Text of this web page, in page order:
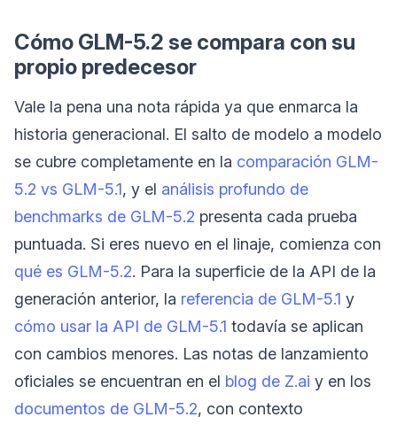
Cómo GLM-5.2 se compara con su
propio predecesor
Vale la pena una nota rápida ya que enmarca la
historia generacional. El salto de modelo a modelo
se cubre completamente en la comparación GLM-
5.2 vs GLM-5.1, y el análisis profundo de
benchmarks de GLM-5.2 presenta cada prueba
puntuada. Si eres nuevo en el linaje, comienza con
qué es GLM-5.2. Para la superficie de la API de la
generación anterior, la referencia de GLM-5.1 y
cómo usar la API de GLM-5.1 todavía se aplican
con cambios menores. Las notas de lanzamiento
oficiales se encuentran en el blog de Z.ai y en los
documentos de GLM-5.2, con contexto